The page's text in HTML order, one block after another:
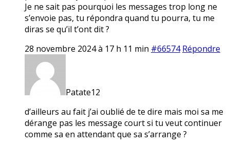
Je ne sait pas pourquoi les messages trop long ne
s’envoie pas, tu répondra quand tu pourra, tu me
diras se qu’il t’ont dit ?
28 novembre 2024 à 17 h 11 min #66574 Répondre
Patate12
d’ailleurs au fait j’ai oublié de te dire mais moi sa me
dérange pas les message court si tu veut continuer
comme sa en attendant que sa s’arrange ?